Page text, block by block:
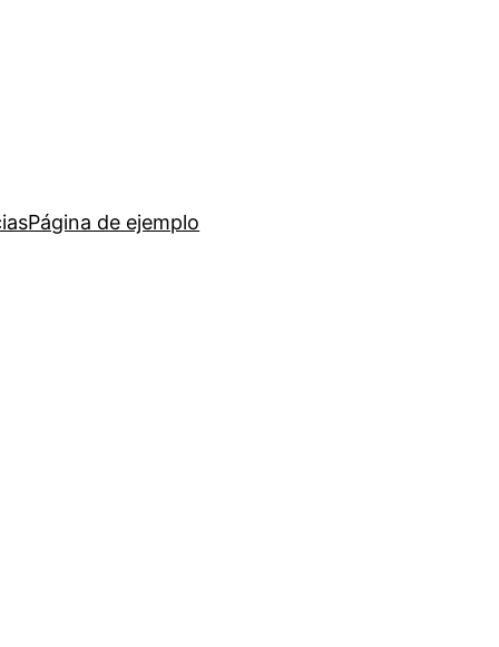
Página de ejemplo